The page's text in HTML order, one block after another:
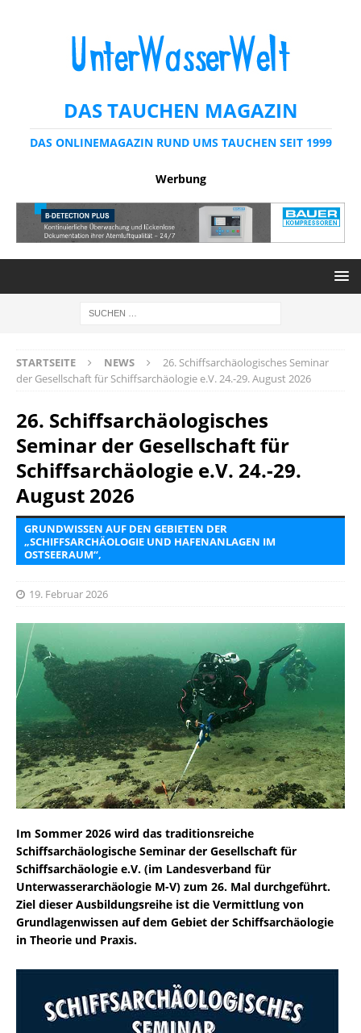
DAS TAUCHEN MAGAZIN
DAS ONLINEMAGAZIN RUND UMS TAUCHEN SEIT 1999
Werbung
STARTSEITE NEWS
26. Schiffsarchäologisches Seminar
der Gesellschaft für Schiffsarchäologie e.V. 24.-29. August 2026
26. Schiffsarchäologisches
Seminar der Gesellschaft für
Schiffsarchäologie e.V. 24.-29.
August 2026
GRUNDWISSEN AUF DEN GEBIETEN DER
„SCHIFFSARCHÄOLOGIE UND HAFENANLAGEN IM
OSTSEERAUM“,
19. Februar 2026
Im Sommer 2026 wird das traditionsreiche
Schiffsarchäologische Seminar der Gesellschaft für
Schiffsarchäologie e.V. (im Landesverband für
Unterwasserarchäologie M-V) zum 26. Mal durchgeführt.
Ziel dieser Ausbildungsreihe ist die Vermittlung von
Grundlagenwissen auf dem Gebiet der Schiffsarchäologie
in Theorie und Praxis.